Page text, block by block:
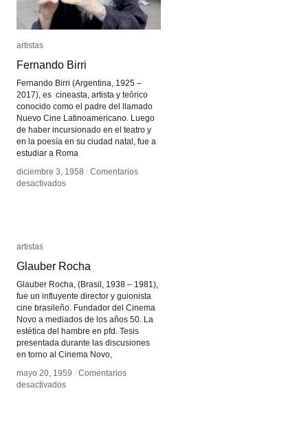
artistas
Fernando Birri
Fernando Birri (Argentina, 1925 –
2017), es cineasta, artista y teórico
conocido como el padre del llamado
Nuevo Cine Latinoamericano. Luego
de haber incursionado en el teatro y
en la poesía en su ciudad natal, fue a
estudiar a Roma
diciembre 3, 1958 / Comentarios
desactivadosen
artistas
Fernando Birri
diciembre 3, 1958 / Comentarios
desactivadosen
artistas
Glauber Rocha
Glauber Rocha, (Brasil, 1938 – 1981),
fue un influyente director y guionista
cine brasileño. Fundador del Cinema
Novo a mediados de los años 50. La
estética del hambre en pfd. Tesis
presentada durante las discusiones
en torno al Cinema Novo,
mayo 20, 1959 / Comentarios
desactivadosen
artistas
Glauber Rocha
mayo 20, 1959 / Comentarios
desactivadosen